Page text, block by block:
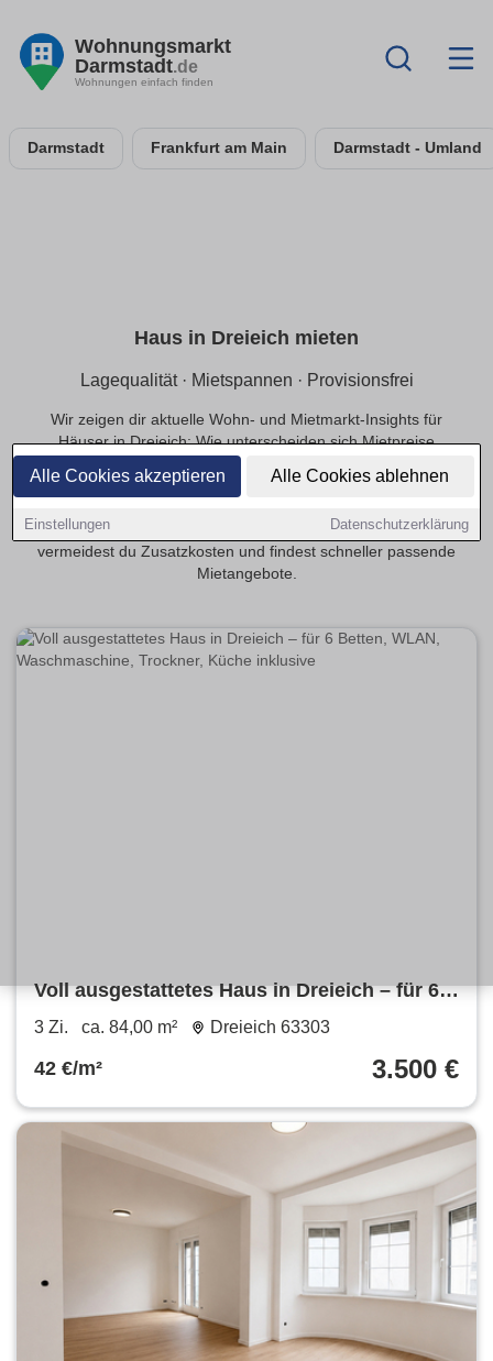
Alle Cookies akzeptieren Alle Cookies ablehnen
Einstellungen Datenschutzerklärung
Wohnungsmarkt
Darmstadt.de
Wohnungen einfach finden
Darmstadt Frankfurt am Main Darmstadt - Umland
Haus in Dreieich mieten
Lagequalität · Mietspannen · Provisionsfrei
Wir zeigen dir aktuelle Wohn- und Mietmarkt-Insights für
Häuser in Dreieich: Wie unterscheiden sich Mietpreise
innerhalb der Lage, welche Infrastruktur beeinflusst die
Nachfrage und welche Preisbereiche sind realistisch?
monatlichen Kosten. Mit provisionsfrei als Schwerpunkt
vermeidest du Zusatzkosten und findest schneller passende
Mietangebote.
Voll ausgestattetes Haus in Dreieich – für 6
Betten, WLAN, Waschmaschine, Trockner,
3 Zi. ca. 84,00 m² Dreieich 63303
42 €/m² 3.500 €